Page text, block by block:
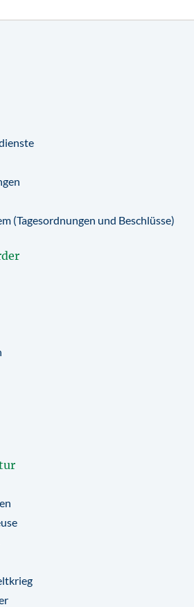
(Tagesordnungen und Beschlüsse)